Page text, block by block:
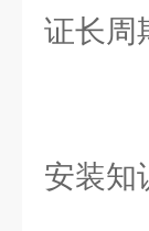
证长周
2
安装知